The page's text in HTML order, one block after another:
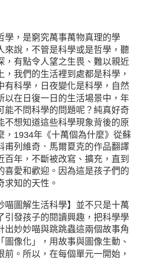
學，是窮究萬事萬物真理的學
來說，不管是科學或是哲學，聽
，有點令人望之生畏、難以親近
，我們的生活裡到處都是科學，
有科學，日夜變化是科學，自然
以在日復一日的生活場景中，年
能不問科學的問題呢？純真好奇
不想知道這些科學現象背後的原
，1934年《十萬個為什麼》從蘇
甫列維奇．馬爾夏克的作品翻譯
百年，不斷被改寫、擴充，直到
喜愛和歡迎。因為這是孩子們的
求知的天性。
喵圖解生活科學】並不只是十萬
引發孩子的閱讀興趣，把科學學
出妙妙喵與跳跳蟲這兩個故事角
圖像化」，用故事與圖像生動、
前。所以，在每個單元一開始，